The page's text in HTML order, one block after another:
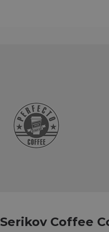
Serikov Coffee